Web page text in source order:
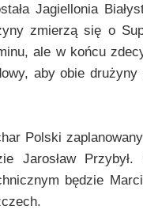
Jagiellonia
zmierzą się o
ale w końcu
aby obie
Polski
Jarosław
będzie